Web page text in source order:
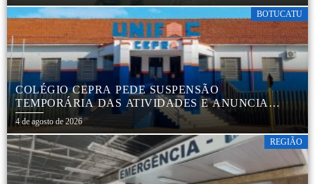
BOTUCATU
COLÉGIO CEPRA PEDE SUSPENSÃO
TEMPORÁRIA DAS ATIVIDADES E ANUNCIA
REESTRUTURAÇÃO EM BOTUCATU
4 de agosto de 2026
REGIÃO